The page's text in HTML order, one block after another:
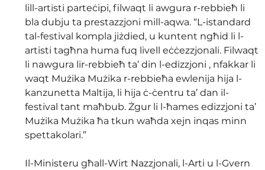
lill-artisti parteċipi, filwaqt li awgura r-rebbieħ li
bla dubju ta prestazzjoni mill-aqwa. “L-istandard
tal-festival kompla jiżdied, u kuntent ngħid li l-
artisti tagħna huma fuq livell eċċezzjonali. Filwaqt
li nawgura lir-rebbieħ ta’ din l-edizzjoni , nfakkar li
waqt Mużika Mużika r-rebbieħa ewlenija hija l-
kanzunetta Maltija, li hija ċ-ċentru ta’ dan il-
festival tant maħbub. Żgur li l-ħames edizzjoni ta’
Mużika Mużika ħa tkun waħda xejn inqas minn
spettakolari.”
Il-Ministeru għall-Wirt Nazzjonali, l-Arti u l-Gvern